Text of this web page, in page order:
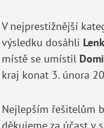
V nejprestižnější
výsledku dosáhli
místě se umístil
kraj konat 3. února
Nejlepším řešitelům